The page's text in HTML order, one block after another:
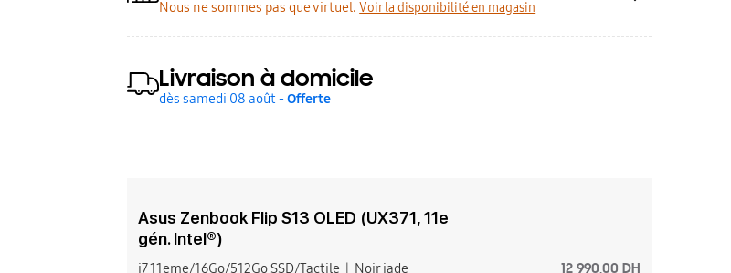
Nous ne sommes pas que virtuel.Voir la disponibilité en magasin
Livraison à domicile
dès samedi 08 août -Offerte
Asus Zenbook Flip S13 OLED (UX371, 11e
gén. Intel®)
i7 11eme/16Go/512Go SSD/Tactile Noir jade 12 990,00 DH